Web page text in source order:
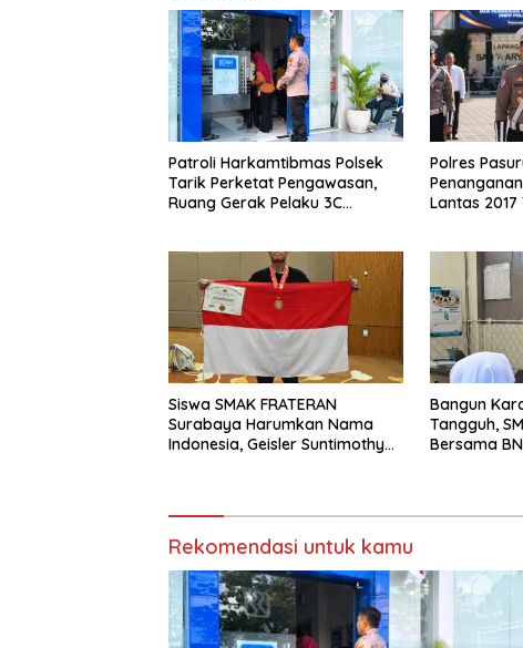
Patroli Harkamtibmas Polsek
Tarik Perketat Pengawasan,
Ruang Gerak Pelaku 3C
Polres
Lantas
Siswa SMAK FRATERAN
Surabaya Harumkan Nama
Indonesia, Geisler Suntimothy
Bangun
Tangguh,
Bersama
Rekomendasi untuk kamu